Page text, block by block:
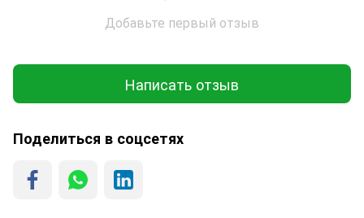
Добавьте первый отзыв
Написать отзыв
Поделиться в соцсетях